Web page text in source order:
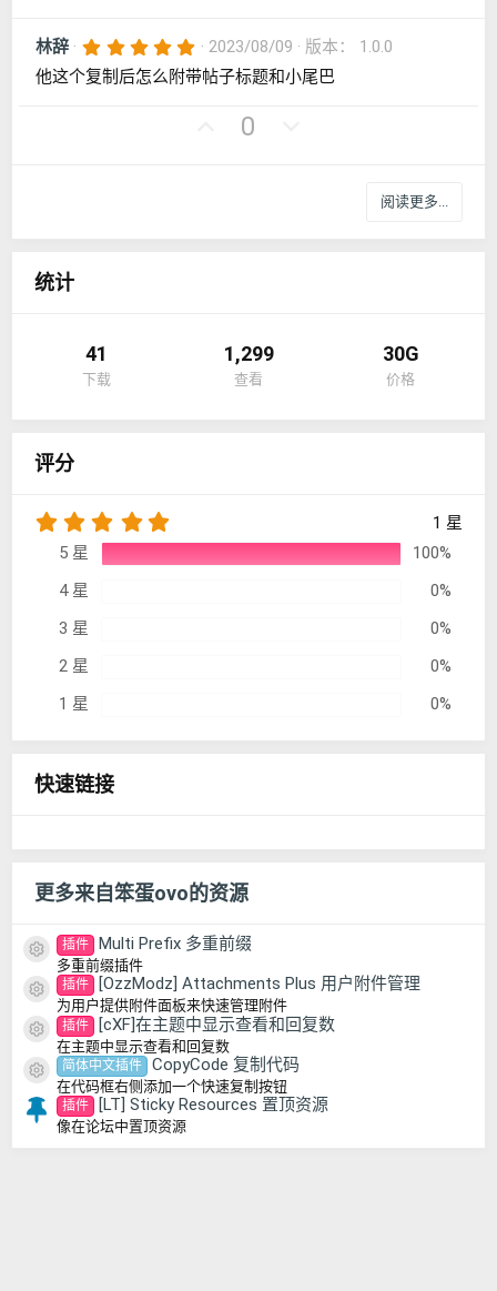
林辞
5
0
2023/08/09
版本： 1.0.0
他这个复制后怎么附带帖子标题和小尾巴
好0
阅读更多...
统计
41
下载
1,299
查看
30G
价格
评分
.
0
1 星
5 星
100%
4 星
0%
3 星
0%
2 星
0%
1 星
0%
快速链接
更多来自笨蛋ovo的资源
资源图标
插件 Multi Prefix 多重前缀
多重前缀插件
资源图标
插件 [OzzModz] Attachments Plus 用户附件管理
为用户提供附件面板来快速管理附件
资源图标
插件 [cXF]在主题中显示查看和回复数
在主题中显示查看和回复数
资源图标
简体中文插件 CopyCode 复制代码
在代码框右侧添加一个快速复制按钮
插件 [LT] Sticky Resources 置顶资源
像在论坛中置顶资源